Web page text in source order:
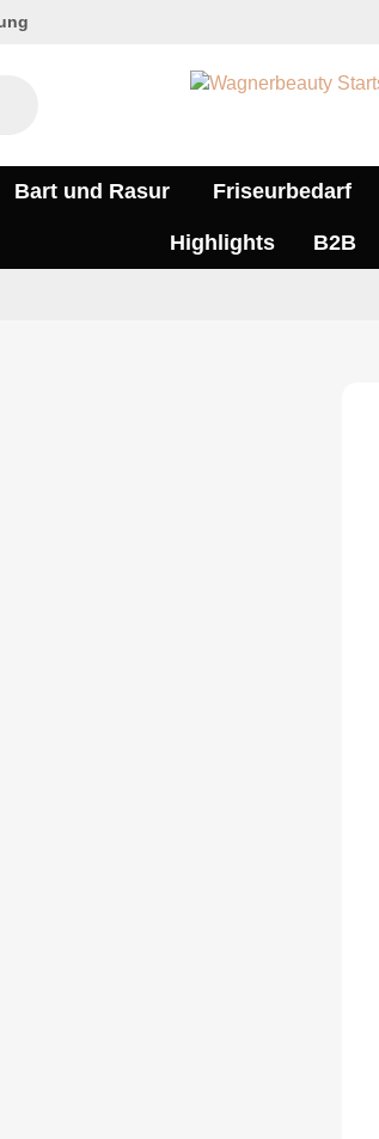
Bart und Rasur Friseurbedarf
Highlights B2B